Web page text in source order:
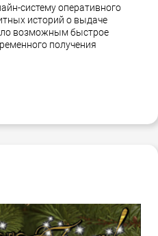
систему оперативного
историй о выдаче
возможным быстрое
получения